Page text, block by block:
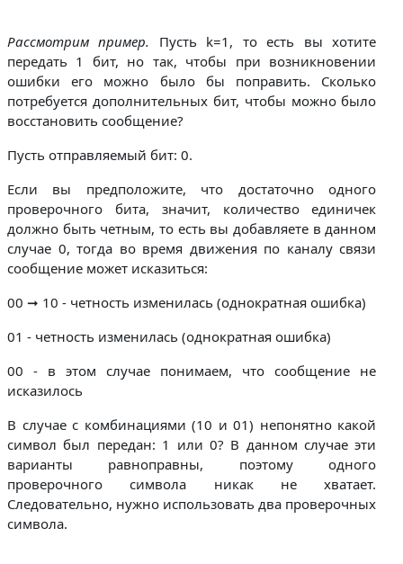
Рассмотрим пример. Пусть k=1, то есть вы хотите
передать 1 бит, но так, чтобы при возникновении
ошибки его можно было бы поправить. Сколько
потребуется дополнительных бит, чтобы можно было
восстановить сообщение?
Пусть отправляемый бит: 0.
Если вы предположите, что достаточно одного
проверочного бита, значит, количество единичек
должно быть четным, то есть вы добавляете в данном
случае 0, тогда во время движения по каналу связи
сообщение может исказиться:
00 ➞ 10 - четность изменилась (однократная ошибка)
01 - четность изменилась (однократная ошибка)
00 - в этом случае понимаем, что сообщение не
исказилось
В случае с комбинациями (10 и 01) непонятно какой
символ был передан: 1 или 0? В данном случае эти
варианты равноправны, поэтому одного
проверочного символа никак не хватает.
Следовательно, нужно использовать два проверочных
символа.